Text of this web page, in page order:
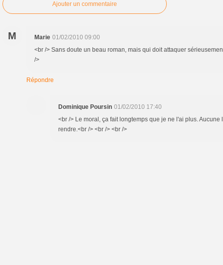
Ajouter un commentaire
M Marie 01/02/2010 09:00
<br /> Sans doute un beau roman, mais qui doit attaquer
/>
Répondre
Dominique Poursin 01/02/2010 17:40
<br /> Le moral, ça fait longtemps que je ne l'ai plus. Aucune
rendre.<br /> <br /> <br />